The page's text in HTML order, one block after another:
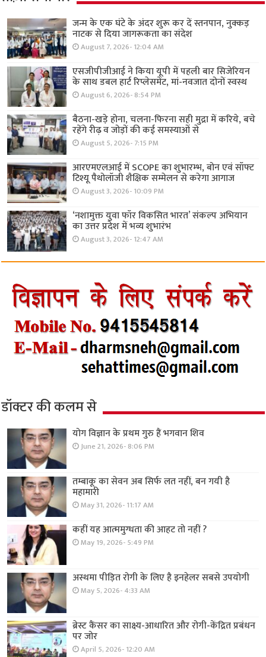
जन्म के एक घंटे के अंदर शुरू कर दें स्तनपान, नुक्कड़
नाटक से दिया जागरूकता का संदेश
August 7, 2026- 12:04 AM
एसजीपीजीआई ने किया यूपी में पहली बार सिजेरियन
के साथ डबल हार्ट रिप्लेसमेंट, मां-नवजात दोनों स्वस्थ
August 6, 2026- 8:54 PM
बैठना-खड़े होना, चलना-फिरना सही मुद्रा में करिये, बचे
रहेंगे रीढ़ व जोड़ों की कई समस्याओं से
August 5, 2026- 7:15 PM
आरएमएलआई में SCOPE का शुभारम्भ, बोन एवं सॉफ्ट
टिश्यू पैथोलॉजी शैक्षिक सम्मेलन से करेगा आगाज
August 3, 2026- 10:09 PM
‘नशामुक्त युवा फॉर विकसित भारत’ संकल्प अभियान
का उत्तर प्रदेश में भव्य शुभारंभ
August 3, 2026- 12:47 AM
डॉक्टर की कलम से
योग विज्ञान के प्रथम गुरु हैं भगवान शिव
June 21, 2026- 8:06 PM
तम्बाकू का सेवन अब सिर्फ लत नहीं, बन गयी है
महामारी
May 31, 2026- 11:17 AM
कहीं यह आत्ममुग्धता की आहट तो नहीं ?
May 19, 2026- 5:49 PM
अस्थमा पीड़ित रोगी के लिए है इनहेलर सबसे उपयोगी
May 5, 2026- 4:33 AM
ब्रेस्ट कैंसर का साक्ष्य-आधारित और रोगी-केंद्रित प्रबंधन
पर जोर
April 5, 2026- 12:20 AM